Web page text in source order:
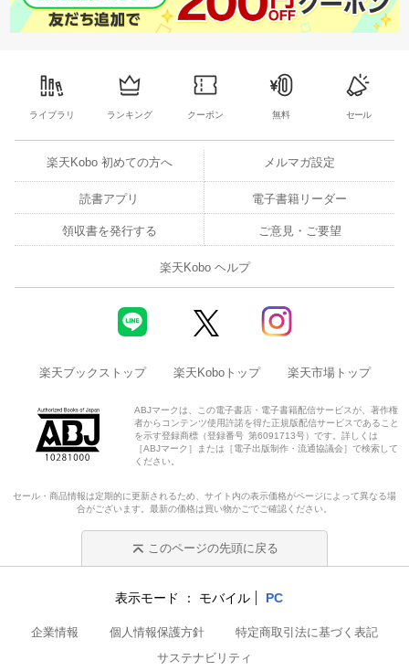
ライブラリ ランキング クーポン 無料 セール
楽天Kobo 初めての方へ メルマガ設定
読書アプリ 電子書籍リーダー
領収書を発行する ご意見・ご要望
楽天Kobo ヘルプ
楽天ブックストップ 楽天Koboトップ 楽天市場トップ
ABJマークは、この電子書店・電子書籍配信サービスが、著作権
者からコンテンツ使用許諾を得た正規版配信サービスであること
を示す登録商標（登録番号 第6091713号）です。詳しくは
［ABJマーク］または［電子出版制作・流通協議会］で検索して
ください。
セール・商品情報は定期的に更新されるため、サイト内の表示価格がページによって異なる場
合がございます。最新の価格は買い物かごでご確認ください。
このページの先頭に戻る
表示モード モバイル PC
企業情報 個人情報保護方針
特定商取引法に基づく表記
サステナビリティ